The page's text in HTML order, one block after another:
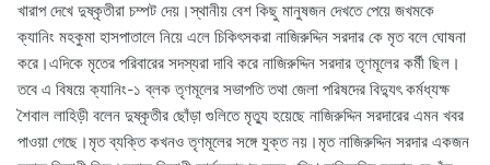
খারাপ দেখে দুষ্কৃতীরা চম্পট দেয়।স্থানীয় বেশ কিছু মানুষজন দেখতে পেয়ে জখমকে
ক্যানিং মহকুমা হাসপাতালে নিয়ে এলে চিকিৎসকরা নাজিরুদ্দিন সরদার কে মৃত বলে ঘোষনা
করে।এদিকে মৃতের পরিবারের সদস্যরা দাবি করে নাজিরুদ্দিন সরদার তৃণমূলের কর্মী ছিল।
তবে এ বিষয়ে ক্যানিং-১ ব্লক তৃণমূলের সভাপতি তথা জেলা পরিষদের বিদ্যুৎ কর্মধ্যক্ষ
শৈবাল লাহিড়ী বলেন দুষ্কৃতীর ছোঁড়া গুলিতে মৃত্যু হয়েছে নাজিরুদ্দিন সরদারের এমন খবর
পাওয়া গেছে।মৃত ব্যক্তি কখনও তৃণমূলের সঙ্গে যুক্ত নয়।মৃত নাজিরুদ্দিন সরদার একজন